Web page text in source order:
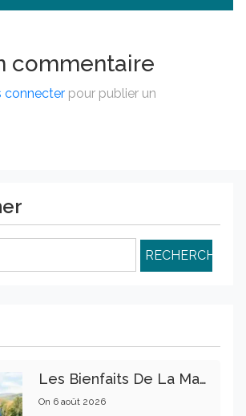
commentaire
connecter pour publier un
Les Bienfaits De La Marche Sur La Santé Physique Et Mentale
On 6 août 2026